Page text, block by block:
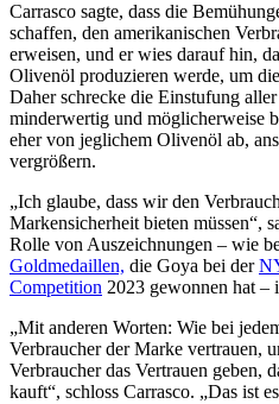
Carrasco sagte, dass die
schaffen, den amerikanischen
erweisen, und er wies darauf hin,
Olivenöl produzieren werde, um
Daher schrecke die Einstufung
minderwertig und möglicherweise
eher von jeglichem Olivenöl ab,
vergrößern.
„Ich glaube, dass wir den
Markensicherheit bieten müssen“,
Rolle von Auszeichnungen – wie
Goldmedaillen, die Goya bei der
Competition 2023 gewonnen hat –
„Mit anderen Worten: Wie bei
Verbraucher der Marke vertrauen,
Verbraucher das Vertrauen geben,
kauft“, schloss Carrasco. „Das ist